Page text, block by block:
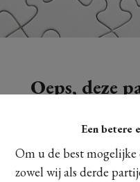
Een betere
Om u de best
zowel wij als derde
Oeps, deze